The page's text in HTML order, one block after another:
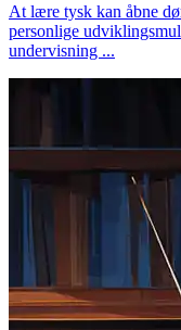
At lære tysk kan åbne
personlige
undervisning ...